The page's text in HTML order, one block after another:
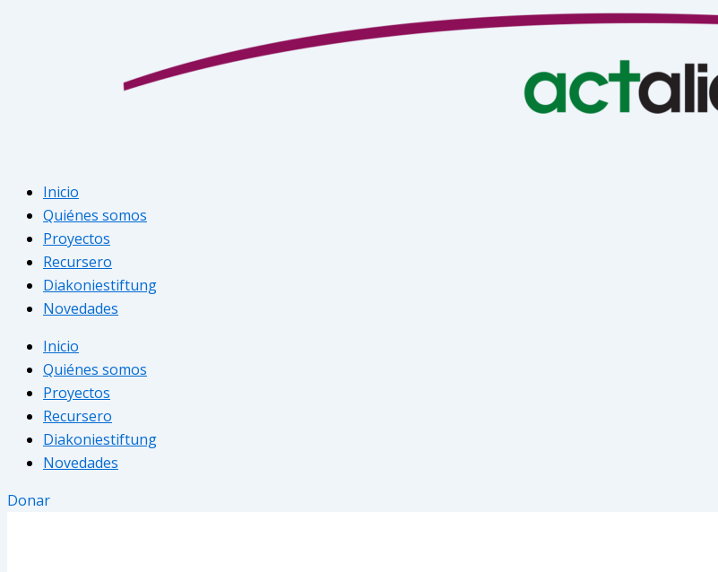
Inicio
Quiénes somos
Proyectos
Recursero
Diakoniestiftung
Novedades
Inicio
Quiénes somos
Proyectos
Recursero
Diakoniestiftung
Novedades
Donar